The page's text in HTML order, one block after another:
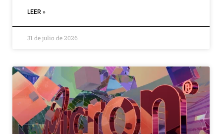
LEER »
31 de julio de 2026